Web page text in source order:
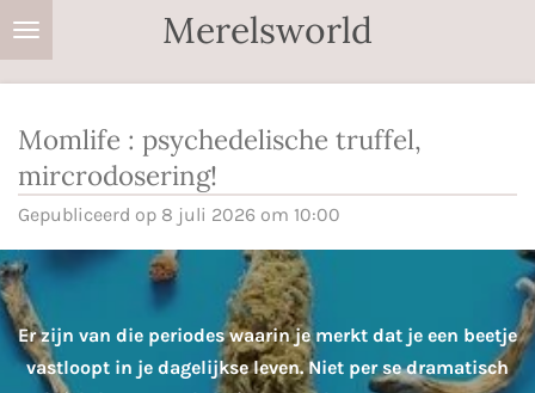
Ga
direct
hoofdinhoud
Merelsworld
Momlife : psychedelische truffel,
mircrodosering!
Gepubliceerd op 8 juli 2026 om 10:00
Er zijn van die periodes waarin je merkt dat je een beetje
vastloopt in je dagelijkse leven. Niet per se dramatisch